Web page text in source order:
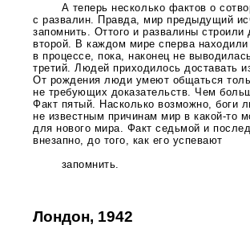
А теперь несколько фактов о
с развалин. Правда, мир предыдущий
запомнить. Оттого и развалины
второй. В каждом мире сперва
в процессе, пока, наконец не
третий. Людей приходилось доставать
От рождения люди умеют общаться
не требующих доказательств. Чем
Факт пятый. Насколько возможно, боги
не известным причинам мир вкакой-то
для нового мира. Факт седьмой и
внезапно, до того, как его успевают
запомнить.
Лондон, 1942